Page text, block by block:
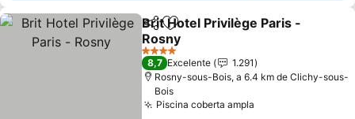
PartilharAdicionar aos favoritos
Brit Hotel Privilège Paris -
Rosny
4 Estrelas
8,7 Excelente
1.291
Rosny-sous-Bois, a 6.4 km de Clichy-sous-
Bois
Piscina coberta ampla